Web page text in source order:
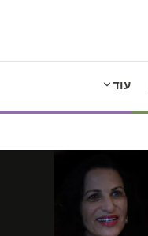
עוד